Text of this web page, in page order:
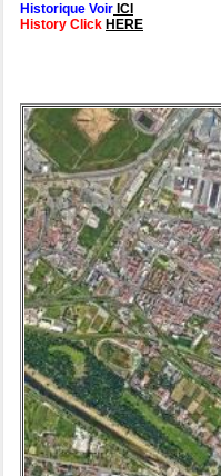
Historique Voir ICI
History Click HERE